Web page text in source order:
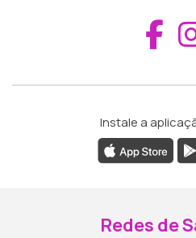
Instale a
Redes de